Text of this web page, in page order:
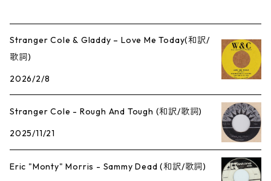
Stranger Cole & Gladdy – Love Me Today(和訳/
歌詞)
2026/2/8
Stranger Cole - Rough And Tough (和訳/歌詞)
2025/11/21
Eric "Monty" Morris - Sammy Dead (和訳/歌詞)